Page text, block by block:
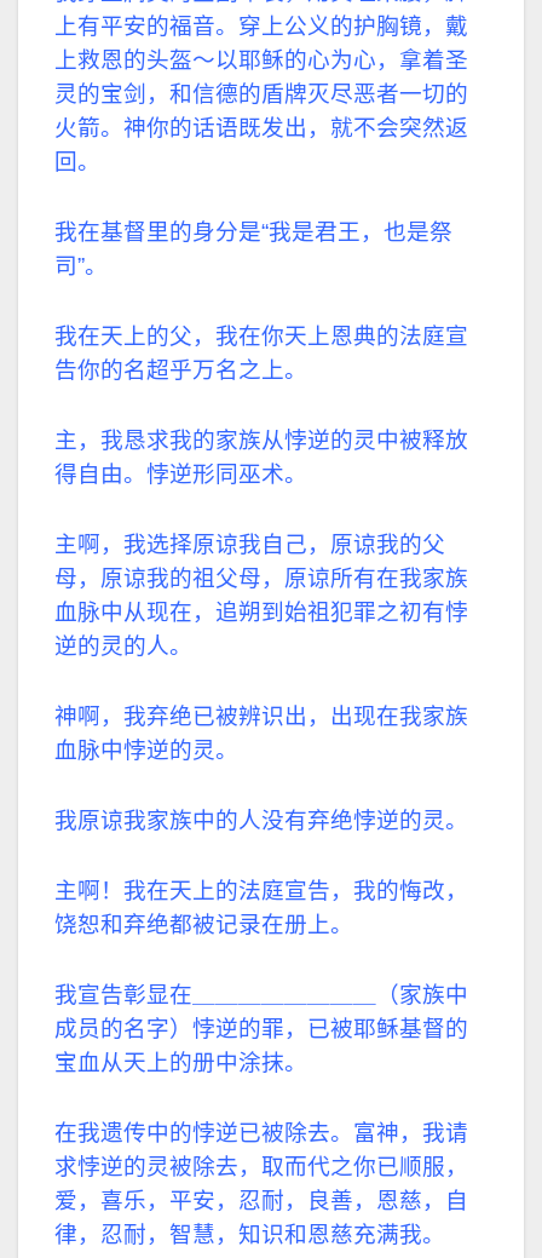
上有平安的福音。穿上公义的护胸镜，戴
上救恩的头盔～以耶稣的心为心，拿着圣
灵的宝剑，和信德的盾牌灭尽恶者一切的
火箭。神你的话语既发出，就不会突然返
回。
我在基督里的身分是“我是君王，也是祭
司”。
我在天上的父，我在你天上恩典的法庭宣
告你的名超乎万名之上。
主，我恳求我的家族从悖逆的灵中被释放
得自由。悖逆形同巫术。
主啊，我选择原谅我自己，原谅我的父
母，原谅我的祖父母，原谅所有在我家族
血脉中从现在，追朔到始祖犯罪之初有悖
逆的灵的人。
神啊，我弃绝已被辨识出，出现在我家族
血脉中悖逆的灵。
我原谅我家族中的人没有弃绝悖逆的灵。
主啊！我在天上的法庭宣告，我的悔改，
饶恕和弃绝都被记录在册上。
我宣告彰显在＿＿＿＿＿＿＿＿（家族中
成员的名字）悖逆的罪，已被耶稣基督的
宝血从天上的册中涂抹。
在我遗传中的悖逆已被除去。富神，我请
求悖逆的灵被除去，取而代之你已顺服，
爱，喜乐，平安，忍耐，良善，恩慈，自
律，忍耐，智慧，知识和恩慈充满我。